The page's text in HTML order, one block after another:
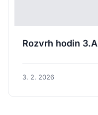
Rozvrh hodin 3.A
3. 2. 2026